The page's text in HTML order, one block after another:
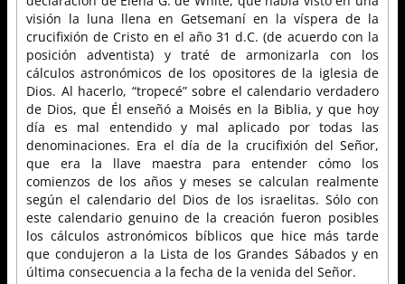
visión la luna llena en Getsemaní en la víspera de la
crucifixión de Cristo en el año 31 d.C. (de acuerdo con la
posición adventista) y traté de armonizarla con los
cálculos astronómicos de los opositores de la iglesia de
Dios. Al hacerlo, “tropecé” sobre el calendario verdadero
de Dios, que Él enseñó a Moisés en la Biblia, y que hoy
día es mal entendido y mal aplicado por todas las
denominaciones. Era el día de la crucifixión del Señor,
que era la llave maestra para entender cómo los
comienzos de los años y meses se calculan realmente
según el calendario del Dios de los israelitas. Sólo con
este calendario genuino de la creación fueron posibles
los cálculos astronómicos bíblicos que hice más tarde
que condujeron a la Lista de los Grandes Sábados y en
última consecuencia a la fecha de la venida del Señor.